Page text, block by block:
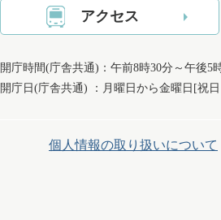
アクセス
開庁時間(庁舎共通)：午前8時30分～午後5
開庁日(庁舎共通) ：月曜日から金曜日[祝
個人情報の取り扱いについて